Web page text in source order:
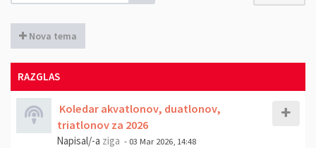
Nova tema
RAZGLAS
Koledar akvatlonov, duatlonov,
triatlonov za 2026
Napisal/-a ziga - 03 Mar 2026, 14:48